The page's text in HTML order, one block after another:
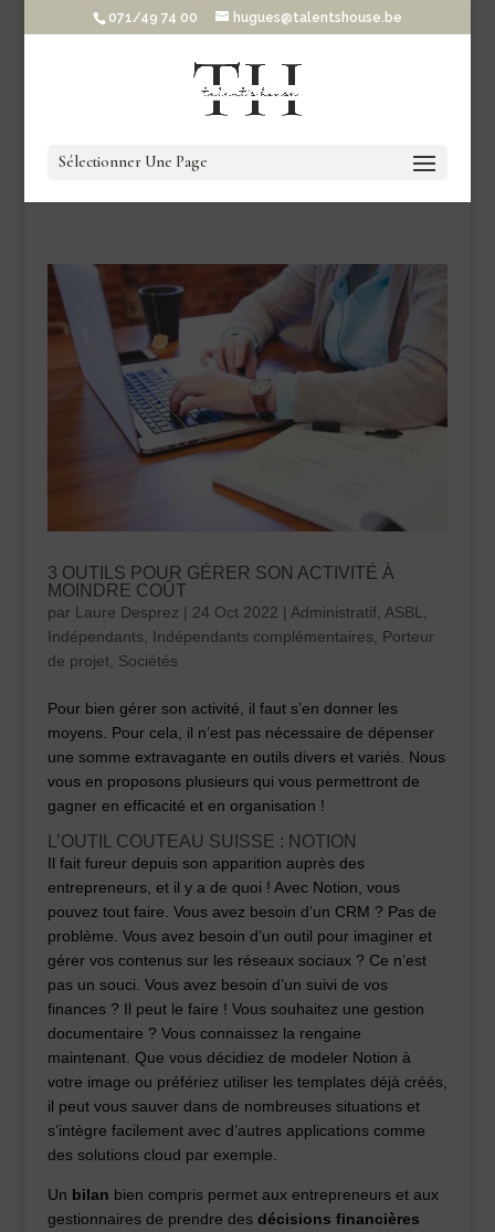
071/49 74 00 hugues@talentshouse.be
Sélectionner Une Page
3 OUTILS POUR GÉRER SON ACTIVITÉ À
MOINDRE COÛT
par Laure Desprez | 24 Oct 2022 | Administratif, ASBL
Indépendants
Indépendants complémentaires
Porteur
de projet, Sociétés
Pour bien gérer son activité, il faut s’en donner les
moyens. Pour cela, il n’est pas nécessaire de dépenser
une somme extravagante en outils divers et variés. Nous
vous en proposons plusieurs qui vous permettront de
gagner en efficacité et en organisation !
L’OUTIL COUTEAU SUISSE : NOTION
Il fait fureur depuis son apparition auprès des
entrepreneurs, et il y a de quoi ! Avec Notion, vous
pouvez tout faire. Vous avez besoin d’un CRM ? Pas de
problème. Vous avez besoin d’un outil pour imaginer et
gérer vos contenus sur les réseaux sociaux ? Ce n’est
pas un souci. Vous avez besoin d’un suivi de vos
finances ? Il peut le faire ! Vous souhaitez une gestion
documentaire ? Vous connaissez la rengaine
maintenant. Que vous décidiez de modeler Notion à
votre image ou préfériez utiliser les templates déjà créés,
il peut vous sauver dans de nombreuses situations et
s’intègre facilement avec d’autres applications comme
des solutions cloud par exemple.
Un bilan bien compris permet aux entrepreneurs et aux
gestionnaires de prendre des décisions financières